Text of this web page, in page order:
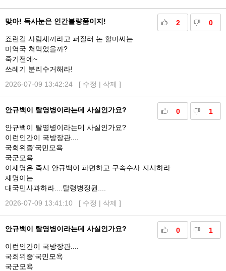
2 0
맞아! 독사눈은 인간불량품이지!
죠런걸 사람새끼라고 퍼질러 논 할마씨는
미역국 쳐먹었을까?
죽기전에~
쓰레기 분리수거해라!
2026-07-09 13:42:24 [ 수정 | 삭제 ]
0 1
안규백이 탈영병이라는데 사실인가요?
안규백이 탈영병이라는데 사실인가요?
이런인간이 국방장관....
국회위증'국민모욕
국군모욕
이재명은 즉시 안규백이 파면하고 구속수사 지시하라
재명이는
대국민사과하라....탈령병정권....
2026-07-09 13:41:10 [ 수정 | 삭제 ]
0 1
안규백이 탈영병이라는데 사실인가요?
이런인간이 국방장관....
국회위증'국민모욕
국군모욕